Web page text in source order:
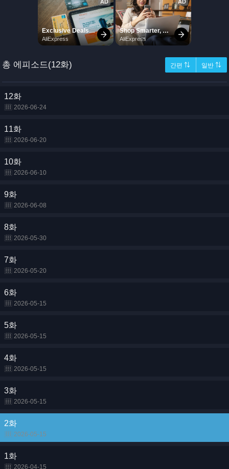
총 에피소드(12화) 간편 ⇅ 일반 ⇅
12화
2026-06-24
11화
2026-06-20
10화
2026-06-10
9화
2026-06-08
8화
2026-05-30
7화
2026-05-20
6화
2026-05-15
5화
2026-05-15
4화
2026-05-15
3화
2026-05-15
2화
2026-05-15
1화
2026-04-15